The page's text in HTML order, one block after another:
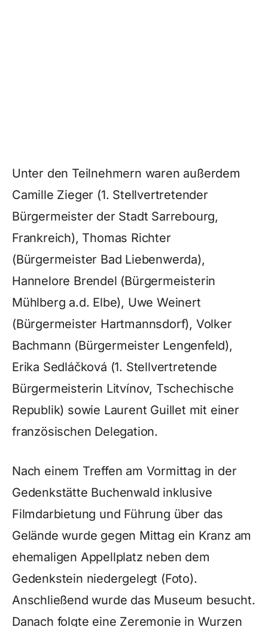
Unter den Teilnehmern waren außerdem
Camille Zieger (1. Stellvertretender
Bürgermeister der Stadt Sarrebourg,
Frankreich), Thomas Richter
(Bürgermeister Bad Liebenwerda),
Hannelore Brendel (Bürgermeisterin
Mühlberg a.d. Elbe), Uwe Weinert
(Bürgermeister Hartmannsdorf), Volker
Bachmann (Bürgermeister Lengenfeld),
Erika Sedláčková (1. Stellvertretende
Bürgermeisterin Litvínov, Tschechische
Republik) sowie Laurent Guillet mit einer
französischen Delegation.
Nach einem Treffen am Vormittag in der
Gedenkstätte Buchenwald inklusive
Filmdarbietung und Führung über das
Gelände wurde gegen Mittag ein Kranz am
ehemaligen Appellplatz neben dem
Gedenkstein niedergelegt (Foto).
Anschließend wurde das Museum besucht.
Danach folgte eine Zeremonie in Wurzen